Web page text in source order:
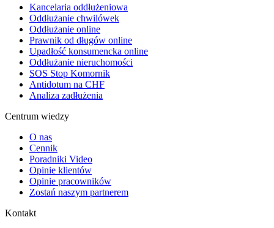
Kancelaria oddłużeniowa
Oddłużanie chwilówek
Oddłużanie online
Prawnik od długów online
Upadłość konsumencka online
Oddłużanie nieruchomości
SOS Stop Komornik
Antidotum na CHF
Analiza zadłużenia
Centrum wiedzy
O nas
Cennik
Poradniki Video
Opinie klientów
Opinie pracowników
Zostań naszym partnerem
Kontakt